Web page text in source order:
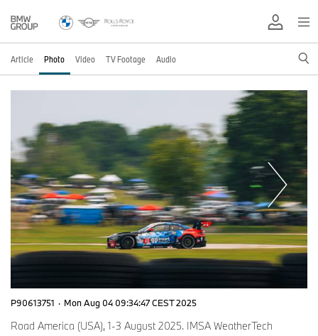
Article Photo Video TV Footage Audio
P90613751 · Mon Aug 04 09:34:47 CEST 2025
Road America (USA), 1-3 August 2025. IMSA WeatherTech